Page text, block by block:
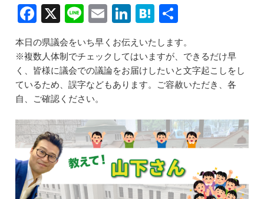
F
a
c
e
b
o
o
k
X Li
n
e
E
m
ai
l
Li
n
k
e
dI
H
at
e
n
a
有
本日の県議会をいち早くお伝えいたします。
※複数人体制でチェックしてはいますが、できるだけ早
く、皆様に議会での議論をお届けしたいと文字起こしをし
ているため、誤字などもあります。ご容赦いただき、各
自、ご確認ください。